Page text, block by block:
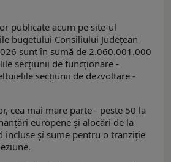
publicate acum pe site-ul
bugetului Consiliului Judeţean
sunt în sumă de 2.060.001.000
secţiunii de funcţionare -
secţiunii de dezvoltare -
cea mai mare parte - peste 50 la
europene şi alocări de la
incluse şi sume pentru o tranziţie